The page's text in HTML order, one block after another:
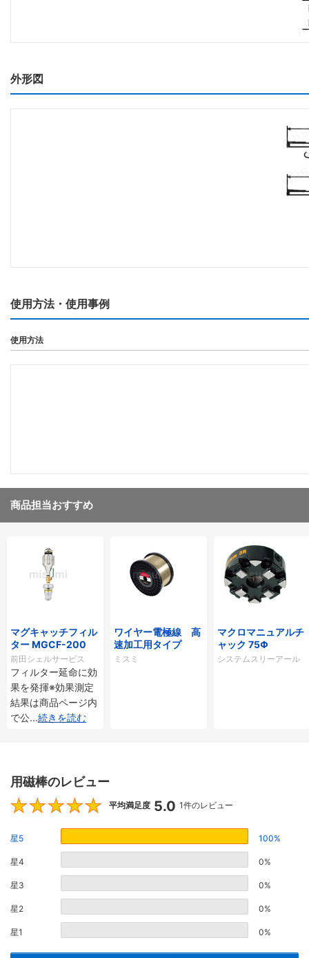
外形図
使用方法・使用事例
使用方法
商品担当おすすめ
マグキャッチフィル
ター MGCF-200
前田シェルサービス
フィルター延命に効
果を発揮※効果測定
結果は商品ページ内
で公...続きを読む
ワイヤー電極線 高
速加工用タイプ
ミスミ
マクロマニュアルチ
ャック 75Φ
システムスリーアール
用磁棒のレビュー
5
平均満足度 5.0 1件のレビュー
星5 100%
星4 0%
星3 0%
星2 0%
星1 0%